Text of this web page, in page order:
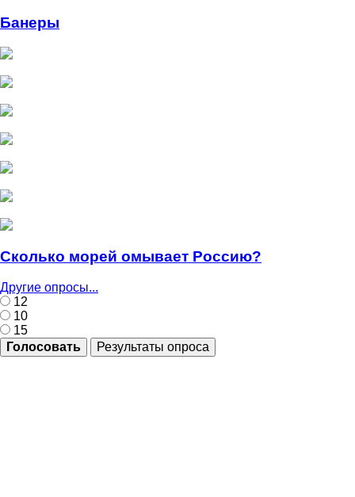
Банеры
Сколько морей омывает Россию?
Другие опросы...
12
10
15
Голосовать
Результаты опроса